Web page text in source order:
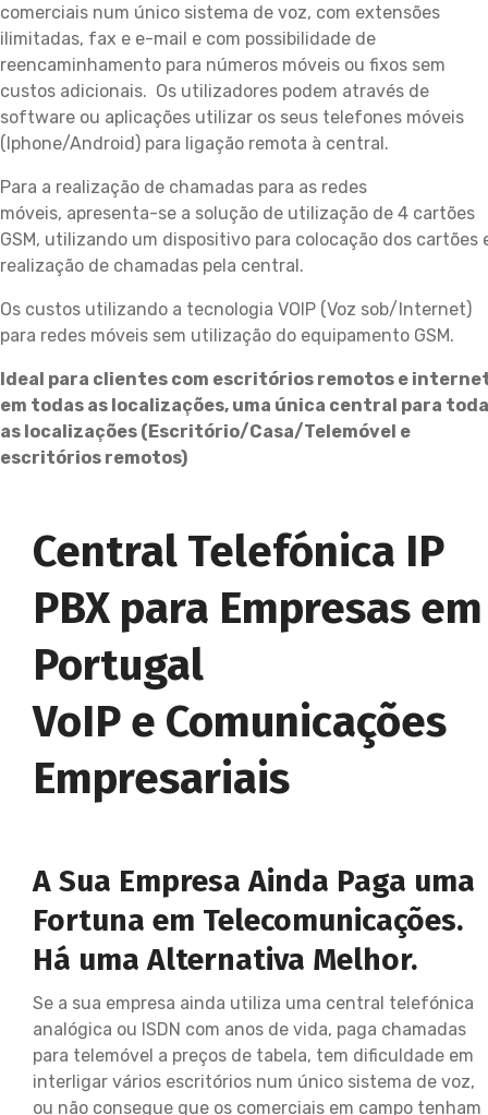
comerciais num único sistema de voz, com extensões
ilimitadas, fax e e-mail e com possibilidade de
reencaminhamento para números móveis ou fixos sem
custos adicionais. Os utilizadores podem através de
software ou aplicações utilizar os seus telefones móveis
(Iphone/Android) para ligação remota à central.
Para a realização de chamadas para as redes
móveis, apresenta-se a solução de utilização de 4 cartões
GSM, utilizando um dispositivo para colocação dos cartões
realização de chamadas pela central.
Os custos utilizando a tecnologia VOIP (Voz sob/Internet)
para redes móveis sem utilização do equipamento GSM.
Ideal para clientes com escritórios remotos e
em todas as localizações, uma única central para
as localizações (Escritório/Casa/Telemóvel e
escritórios remotos)
Central Telefónica IP
PBX para Empresas em
Portugal
VoIP e Comunicações
Empresariais
A Sua Empresa Ainda Paga uma
Fortuna em Telecomunicações.
Há uma Alternativa Melhor.
Se a sua empresa ainda utiliza uma central telefónica
analógica ou ISDN com anos de vida, paga chamadas
para telemóvel a preços de tabela, tem dificuldade em
interligar vários escritórios num único sistema de voz,
ou não consegue que os comerciais em campo tenham